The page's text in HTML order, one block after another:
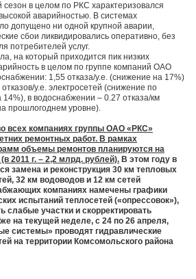
в целом по РКС характеризовался
аварийностью. В системах
допущено ни одной крупной аварии,
сбои ликвидировались оперативно, без
потребителей услуг.
на который приходится пик низких
в целом по группе компаний ОАО
1,55 отказа/у.е. (снижение на 17%)
у.е. электросетей (снижение по
в водоснабжении – 0.27 отказа/км
прошлогоднем уровне).
всех компаниях группы ОАО «РКС»
ремонтных работ. В рамках
объемы ремонтов планируются на
2011 г. – 2,2 млрд. рублей). В этом году в
замена и реконструкция 30 км тепловых
32 км водоводов и 12 км сетей
компаниях намечены графики
испытаний теплосетей («опрессовок»),
слабые участки и скорректировать
на текущей неделе, с 24 по 26 апреля,
системы» проводят гидравлические
на территории Комсомольского района